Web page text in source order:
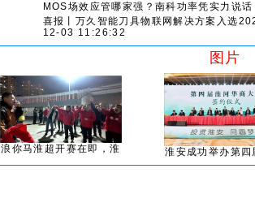
MOS场效应管哪家强？南科功率凭实力说话
喜报丨万久智能刀具物联网解决方案入选
12-03 11:26:32
图片
浪你马淮超开赛在即，淮 淮安成功举办第四